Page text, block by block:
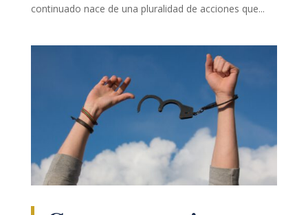
continuado nace de una pluralidad de acciones que...